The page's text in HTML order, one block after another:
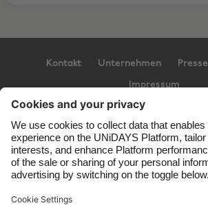
Kontakt Unternehmen Presse
Impressum